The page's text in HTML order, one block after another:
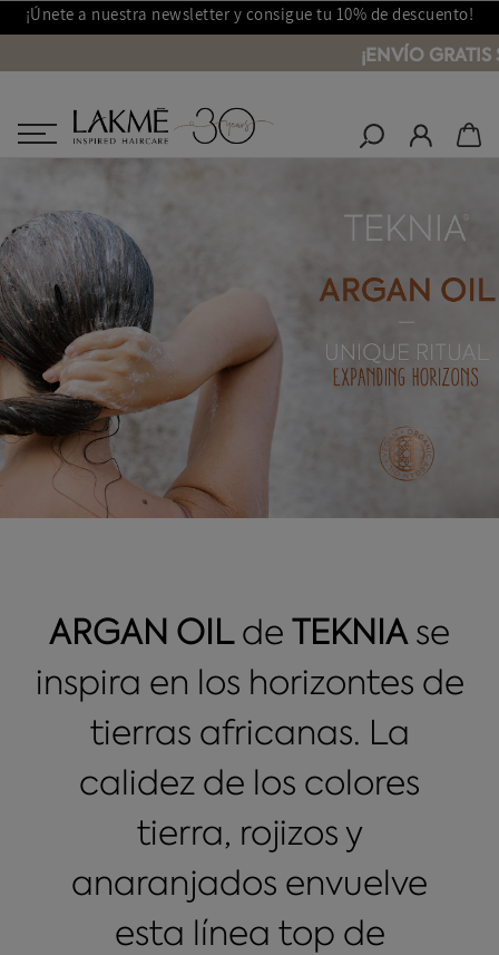
¡Únete a nuestra newsletter y consigue tu 10% de descuento!
¡ENVÍO GRATIS
Salones Lakmé
ARGAN OILde TEKNIAse
inspira en los horizontes de
tierras africanas. La
calidez de los colores
tierra, rojizos y
anaranjados envuelve
esta línea top de